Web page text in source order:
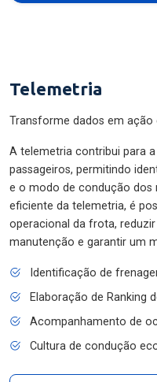
Telemetria
Transforme dados em
A telemetria contribui para
passageiros, permitindo
e o modo de condução dos
eficiente da telemetria, é
operacional da frota,
manutenção e garantir um
Identificação de
Elaboração de Ranking
Acompanhamento de
Cultura de condução